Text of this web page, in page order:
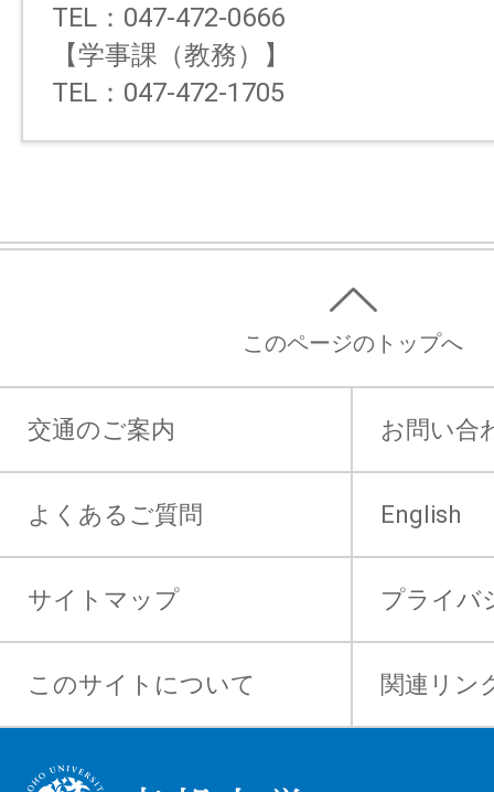
TEL：047-472-0666
【学事課（教務）】
TEL：047-472-1705
このページのトップへ
交通のご案内 お問い合
よくあるご質問 English
サイトマップ プライバ
このサイトについて 関連リン